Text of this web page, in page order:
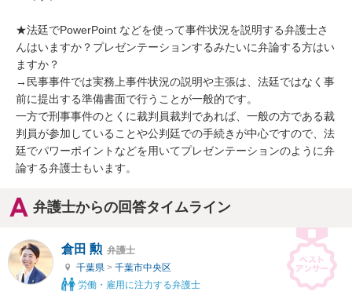
★法廷でPowerPoint などを使って事件状況を説明する弁護士さ
んはいますか？プレゼンテーションするみたいに弁論する方はい
ますか？
→民事事件では実務上事件状況の説明や主張は、法廷ではなく事
前に提出する準備書面で行うことが一般的です。
一方で刑事事件のとくに裁判員裁判であれば、一般の方である裁
判員が参加していることや公判廷での手続きが中心ですので、法
廷でパワーポイントなどを用いてプレゼンテーションのように弁
論する弁護士もいます。
弁護士からの回答タイムライン
倉田 勲 弁護士
千葉県 > 千葉市中央区
労働・雇用に注力する弁護士